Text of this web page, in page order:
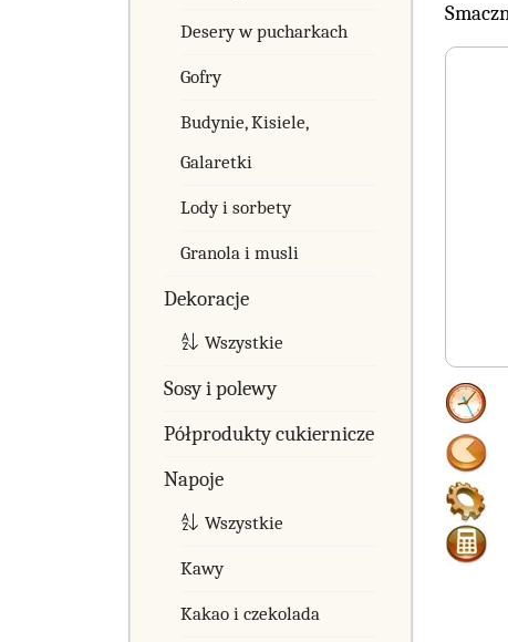
Desery w pucharkach
Gofry
Budynie, Kisiele,
Galaretki
Lody i sorbety
Granola i musli
Dekoracje
Wszystkie
Sosy i polewy
Półprodukty cukiernicze
Napoje
Wszystkie
Kawy
Kakao i czekolada